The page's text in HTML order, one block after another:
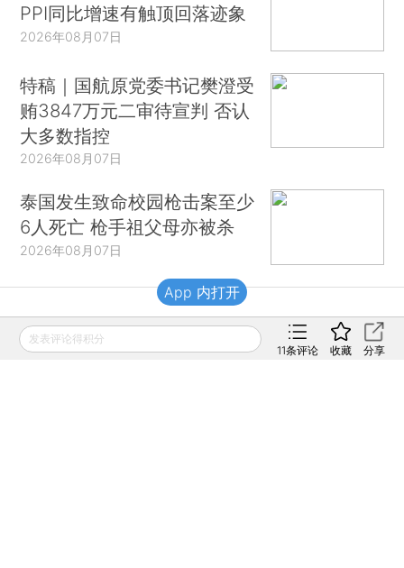
PPI同比增速有触顶回落迹象
2026年08月07日
特稿｜国航原党委书记樊澄受
贿3847万元二审待宣判 否认
大多数指控
2026年08月07日
泰国发生致命校园枪击案至少
6人死亡 枪手祖父母亦被杀
2026年08月07日
财新移动
发表评论得积分
11条评论 收藏 分享
App 内打开